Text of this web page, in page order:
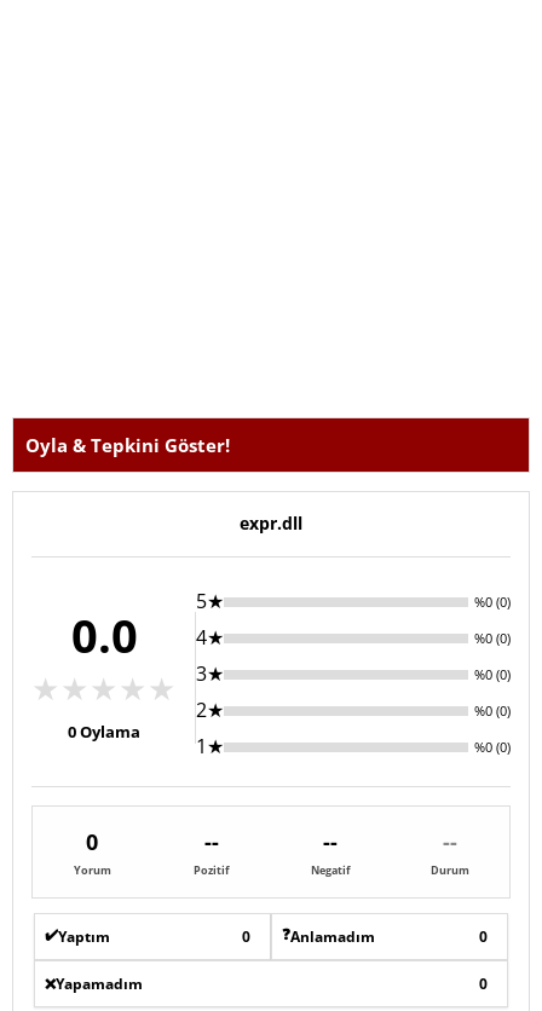
Oyla & Tepkini Göster!
expr.dll
0.0
★★★★★
0Oylama
5★ %0 (0)
4★ %0 (0)
3★ %0 (0)
2★ %0 (0)
1★ %0 (0)
0
Yorum
--
Pozitif
--
Negatif
--
Durum
✔️Yaptım 0 ❓Anlamadım 0
❌Yapamadım 0